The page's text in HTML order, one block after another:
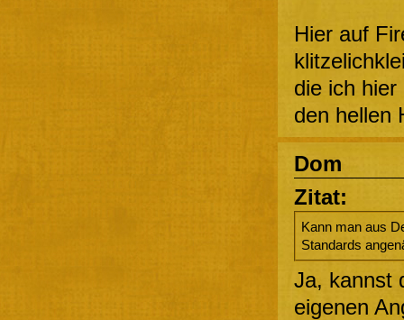
Hier auf
die ich
den hellen
Dom
Zitat:
Kann man aus
Standards
Ja, kannst
eigenen